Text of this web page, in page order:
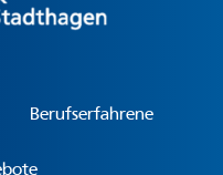
Berufserfahrene